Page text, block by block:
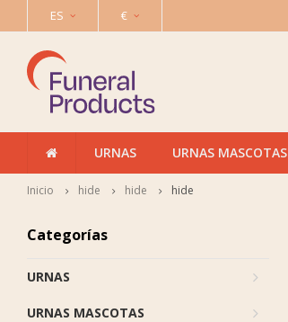
ES €
URNAS URNAS MASCOTAS
Inicio hide hide hide
Categorías
URNAS
URNAS MASCOTAS